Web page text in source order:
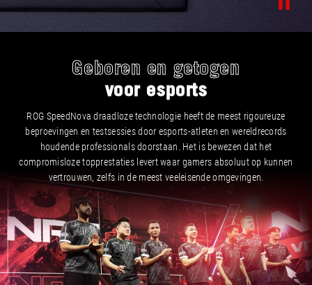
Geboren en getogen
voor esports
ROG SpeedNova draadloze technologie heeft de meest rigoureuze
beproevingen en testsessies door esports-atleten en wereldrecords
houdende professionals doorstaan. Het is bewezen dat het
compromisloze topprestaties levert waar gamers absoluut op kunnen
vertrouwen, zelfs in de meest veeleisende omgevingen.